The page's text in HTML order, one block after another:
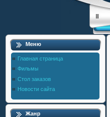
Меню
Главная страница
Фильмы
Стол заказов
Новости сайта
Жанр